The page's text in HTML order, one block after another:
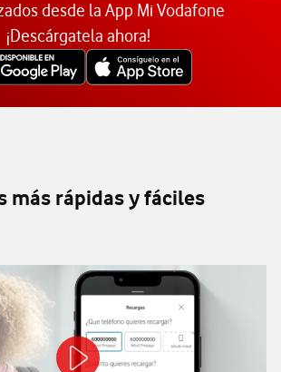
desde la App Mi Vodafone
¡Descárgatela ahora!
más rápidas y fáciles